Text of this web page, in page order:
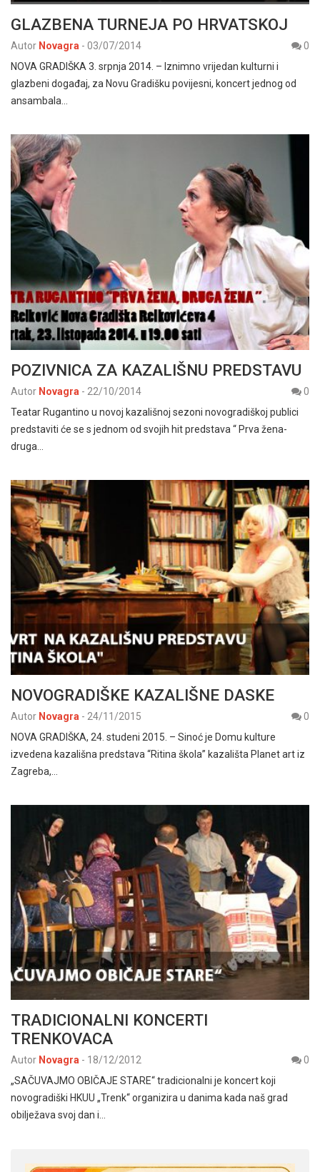
GLAZBENA TURNEJA PO HRVATSKOJ
Autor Novagra - 03/07/2014
0
NOVA GRADIŠKA 3. srpnja 2014. – Iznimno vrijedan kulturni i
glazbeni događaj, za Novu Gradišku povijesni, koncert jednog od
ansambala…
POZIVNICA ZA KAZALIŠNU PREDSTAVU
Autor Novagra - 22/10/2014
0
Teatar Rugantino u novoj kazališnoj sezoni novogradiškoj publici
predstaviti će se s jednom od svojih hit predstava “ Prva žena-
druga…
NOVOGRADIŠKE KAZALIŠNE DASKE
Autor Novagra - 24/11/2015
0
NOVA GRADIŠKA, 24. studeni 2015. – Sinoć je Domu kulture
izvedena kazališna predstava “Ritina škola” kazališta Planet art iz
Zagreba,…
TRADICIONALNI KONCERTI
TRENKOVACA
Autor Novagra - 18/12/2012
0
„SAČUVAJMO OBIČAJE STARE“ tradicionalni je koncert koji
novogradiški HKUU „Trenk“ organizira u danima kada naš grad
obilježava svoj dan i…